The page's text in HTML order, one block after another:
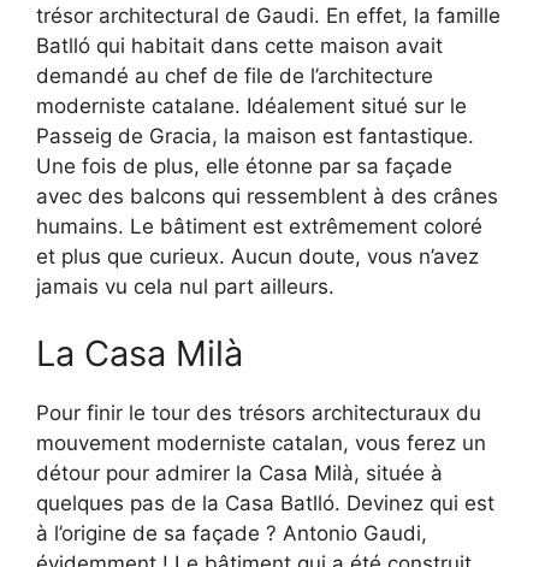
trésor architectural de Gaudi. En effet, la famille
Batlló qui habitait dans cette maison avait
demandé au chef de file de l’architecture
moderniste catalane. Idéalement situé sur le
Passeig de Gracia, la maison est fantastique.
Une fois de plus, elle étonne par sa façade
avec des balcons qui ressemblent à des crânes
humains. Le bâtiment est extrêmement coloré
et plus que curieux. Aucun doute, vous n’avez
jamais vu cela nul part ailleurs.
La Casa Milà
Pour finir le tour des trésors architecturaux du
mouvement moderniste catalan, vous ferez un
détour pour admirer la Casa Milà, située à
quelques pas de la Casa Batlló. Devinez qui est
à l’origine de sa façade ? Antonio Gaudi,